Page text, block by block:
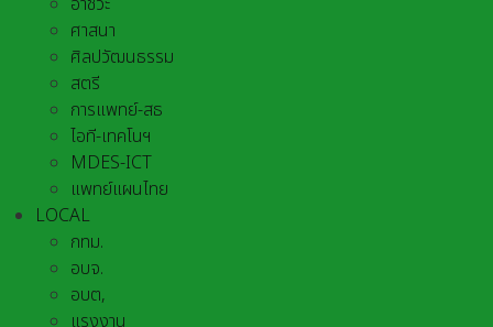
ศาสนา
ศิลปวัฒนธรรม
สตรี
การแพทย์-สธ
ไอที-เทคโนฯ
MDES-ICT
แพทย์แผนไทย
LOCAL
กทม.
อบจ.
อบต,
แรงงาน